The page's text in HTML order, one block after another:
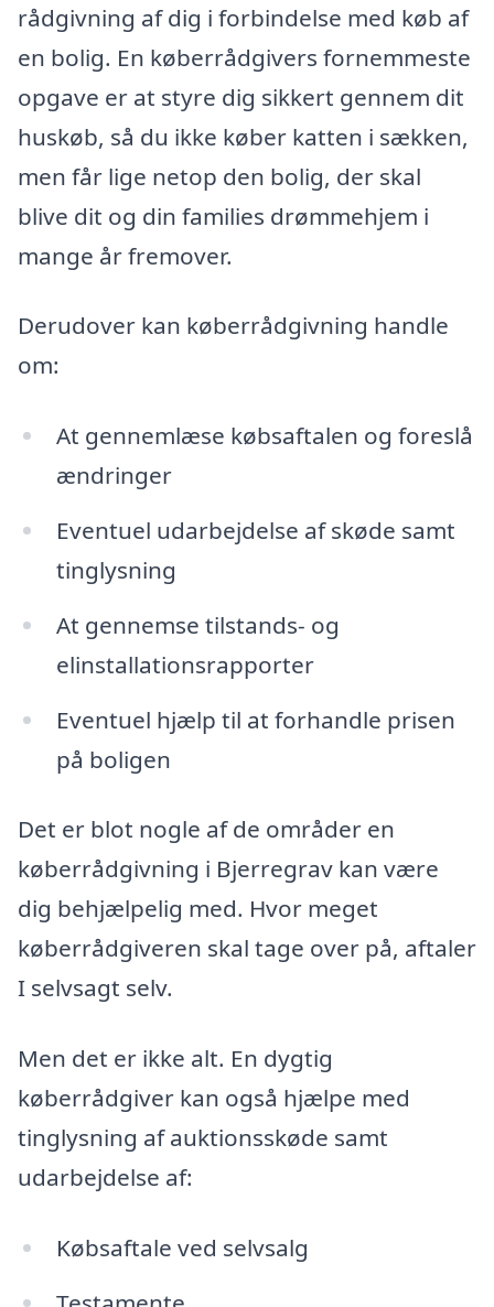
rådgivning af dig i forbindelse med køb af
en bolig. En køberrådgivers fornemmeste
opgave er at styre dig sikkert gennem dit
huskøb, så du ikke køber katten i sækken,
men får lige netop den bolig, der skal
blive dit og din families drømmehjem i
mange år fremover.
Derudover kan køberrådgivning handle
om:
At gennemlæse købsaftalen og foreslå
ændringer
Eventuel udarbejdelse af skøde samt
tinglysning
At gennemse tilstands- og
elinstallationsrapporter
Eventuel hjælp til at forhandle prisen
på boligen
Det er blot nogle af de områder en
køberrådgivning i Bjerregrav kan være
dig behjælpelig med. Hvor meget
køberrådgiveren skal tage over på, aftaler
I selvsagt selv.
Men det er ikke alt. En dygtig
køberrådgiver kan også hjælpe med
tinglysning af auktionsskøde samt
udarbejdelse af:
Købsaftale ved selvsalg